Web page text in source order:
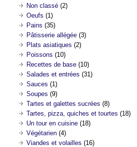
Non classé (2)
Oeufs (1)
Pains (35)
Pâtisserie allégée (3)
Plats asiatiques (2)
Poissons (10)
Recettes de base (10)
Salades et entrées (31)
Sauces (1)
Soupes (9)
Tartes et galettes sucrées (8)
Tartes, pizza, quiches et tourtes (18)
Un tour en cuisine (18)
Végétarien (4)
Viandes et volailles (16)